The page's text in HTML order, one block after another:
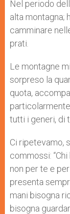
Nel periodo
alta montagna;
camminare
prati.
Le montagne
sorpreso la
quota,
tutti i generi, di
Ci ripetevamo,
commossi:
non per te e
presenta
mani bisogna
bisogna